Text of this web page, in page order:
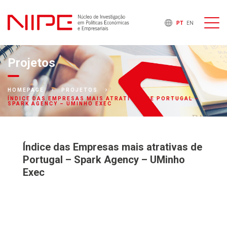
PT EN
Projetos
HOMEPAGE
PROJETOS
ÍNDICE DAS EMPRESAS MAIS ATRATIVAS DE PORTUGAL –
SPARK AGENCY – UMINHO EXEC
Índice das Empresas mais atrativas de
Portugal – Spark Agency – UMinho
Exec